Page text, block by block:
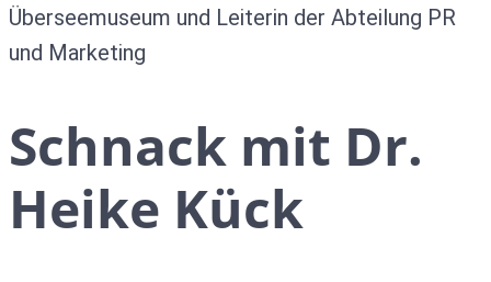
Überseemuseum und Leiterin der Abteilung PR
und Marketing
Schnack mit Dr.
Heike Kück